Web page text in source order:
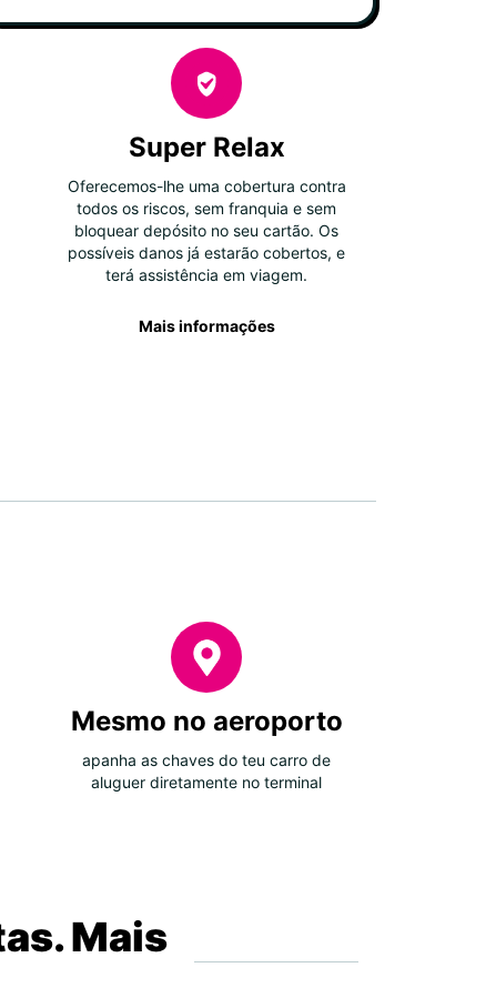
Super Relax
Oferecemos-lhe uma cobertura contra
todos os riscos, sem franquia e sem
bloquear depósito no seu cartão. Os
possíveis danos já estarão cobertos, e
terá assistência em viagem.
Mais informações
Mesmo no aeroporto
apanha as chaves do teu carro de
aluguer diretamente no terminal
Mais